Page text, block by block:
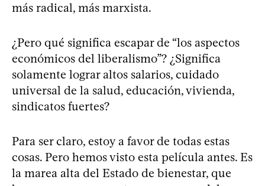
más radical, más marxista.
¿Pero qué significa escapar de “los aspectos
económicos del liberalismo”? ¿Significa
solamente lograr altos salarios, cuidado
universal de la salud, educación, vivienda,
sindicatos fuertes?
Para ser claro, estoy a favor de todas estas
cosas. Pero hemos visto esta película antes. Es
la marea alta del Estado de bienestar, que